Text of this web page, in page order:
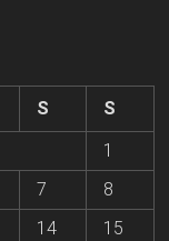
S
S
1
7
8
14
15